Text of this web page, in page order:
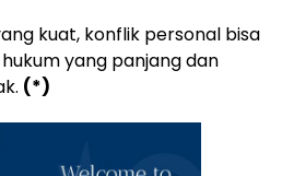
kuat, konflik personal bisa
yang panjang dan
(*)